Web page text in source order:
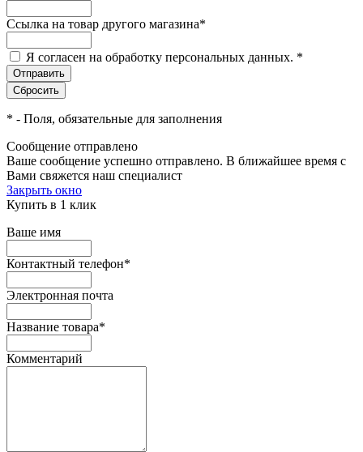
Ссылка на товар другого магазина*
Я согласен на обработку персональных данных. *
* - Поля, обязательные для заполнения
Сообщение отправлено
Ваше сообщение успешно отправлено. В ближайшее время с
Вами свяжется наш специалист
Закрыть окно
Купить в 1 клик
Ваше имя
Контактный телефон*
Электронная почта
Название товара*
Комментарий